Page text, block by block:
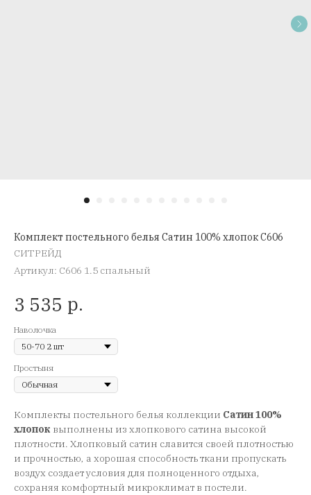
Комплект постельного белья Сатин 100% хлопок C606
СИТРЕЙД
Артикул: C606 1.5 спальный
3 535 р.
Наволочка
Простыня
Комплекты постельного белья коллекции Сатин 100%
хлопок выполнены из хлопкового сатина высокой
плотности. Хлопковый сатин славится своей плотностью
и прочностью, а хорошая способность ткани пропускать
воздух создает условия для полноценного отдыха,
сохраняя комфортный микроклимат в постели.